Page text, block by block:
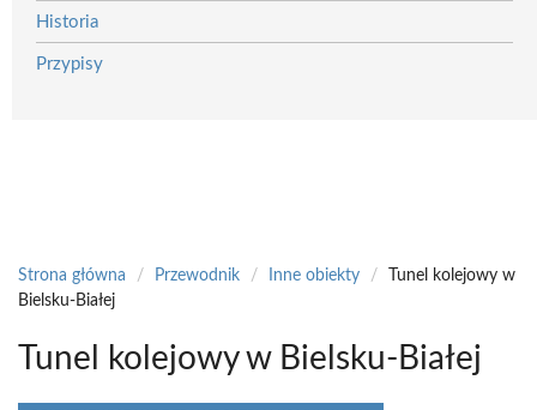
Historia
Przypisy
Strona główna / Przewodnik / Inne obiekty /
Tunel kolejowy w
Bielsku-Białej
Tunel kolejowy w Bielsku-Białej